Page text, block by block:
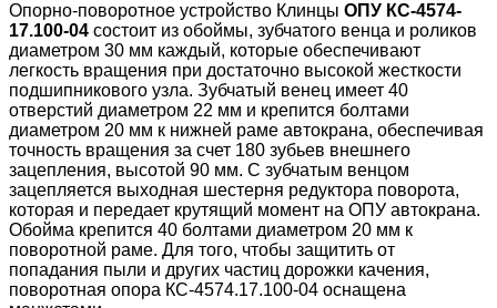
Опорно-поворотное устройство Клинцы ОПУ КС-4574-
17.100-04 состоит из обоймы, зубчатого венца и роликов
диаметром 30 мм каждый, которые обеспечивают
легкость вращения при достаточно высокой жесткости
подшипникового узла. Зубчатый венец имеет 40
отверстий диаметром 22 мм и крепится болтами
диаметром 20 мм к нижней раме автокрана, обеспечивая
точность вращения за счет 180 зубьев внешнего
зацепления, высотой 90 мм. С зубчатым венцом
зацепляется выходная шестерня редуктора поворота,
которая и передает крутящий момент на ОПУ автокрана.
Обойма крепится 40 болтами диаметром 20 мм к
поворотной раме. Для того, чтобы защитить от
попадания пыли и других частиц дорожки качения,
поворотная опора КС-4574.17.100-04 оснащена